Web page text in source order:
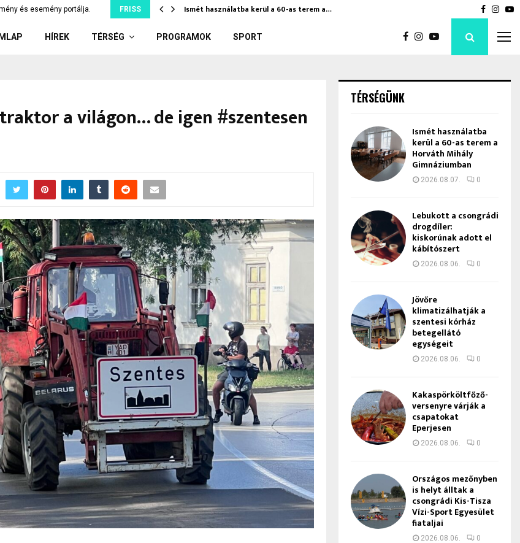
és esemény portálja. FRISS
nélkül, ami… Ismét használatba kerül a 60-as terem a… Bod
HÍREK TÉRSÉG PROGRAMOK SPORT
a világon… de igen #szentesen
TÉRSÉGÜNK
Ismét használatba
kerül a 60-as terem a
Horváth Mihály
Gimnáziumban
2026.08.07. 0
Lebukott a csongrádi
drogdíler:
kiskorúnak adott el
kábítószert
2026.08.06. 0
Jövőre
klimatizálhatják a
szentesi kórház
betegellátó
egységeit
2026.08.06. 0
Kakaspörköltfőző-
versenyre várják a
csapatokat
Eperjesen
2026.08.06. 0
Országos mezőnyben
is helyt álltak a
csongrádi Kis-Tisza
Vízi-Sport Egyesület
fiataljai
2026.08.06. 0